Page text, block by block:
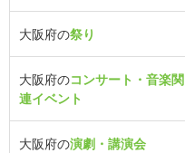
大阪府の祭り
大阪府のコンサート・音楽関
連イベント
大阪府の演劇・講演会